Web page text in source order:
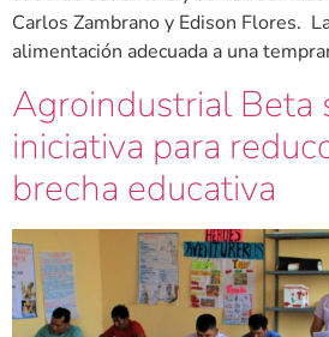
Carlos Zambrano y Edison Flores.
alimentación adecuada a una
Agroindustrial Beta
iniciativa para
brecha educativa